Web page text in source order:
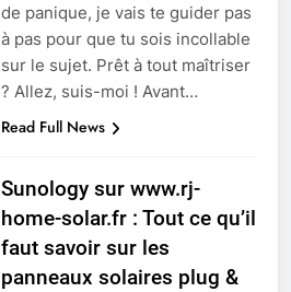
de panique, je vais te guider pas
à pas pour que tu sois incollable
sur le sujet. Prêt à tout maîtriser
? Allez, suis-moi ! Avant…
Read Full News
Sunology sur www.rj-
home-solar.fr : Tout ce qu’il
faut savoir sur les
panneaux solaires plug &